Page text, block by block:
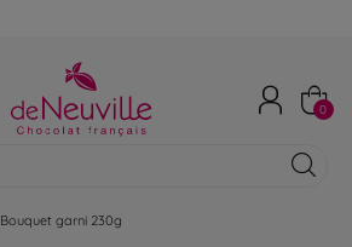
0
Bouquet garni 230g